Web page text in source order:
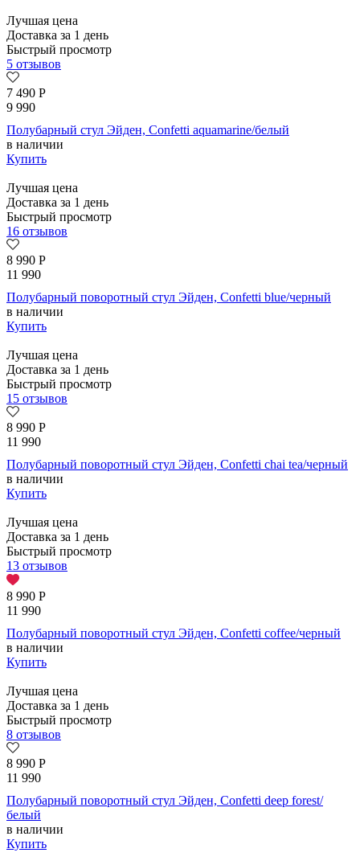
Лучшая цена
Доставка за 1 день
Быстрый просмотр
5 отзывов
7 490 Р
9 990
Полубарный стул Эйден, Confetti aquamarine/белый
в наличии
Купить
Лучшая цена
Доставка за 1 день
Быстрый просмотр
16 отзывов
8 990 Р
11 990
Полубарный поворотный стул Эйден, Confetti blue/черный
в наличии
Купить
Лучшая цена
Доставка за 1 день
Быстрый просмотр
15 отзывов
8 990 Р
11 990
Полубарный поворотный стул Эйден, Confetti chai tea/черный
в наличии
Купить
Лучшая цена
Доставка за 1 день
Быстрый просмотр
13 отзывов
8 990 Р
11 990
Полубарный поворотный стул Эйден, Confetti coffee/черный
в наличии
Купить
Лучшая цена
Доставка за 1 день
Быстрый просмотр
8 отзывов
8 990 Р
11 990
Полубарный поворотный стул Эйден, Confetti deep forest/
белый
в наличии
Купить